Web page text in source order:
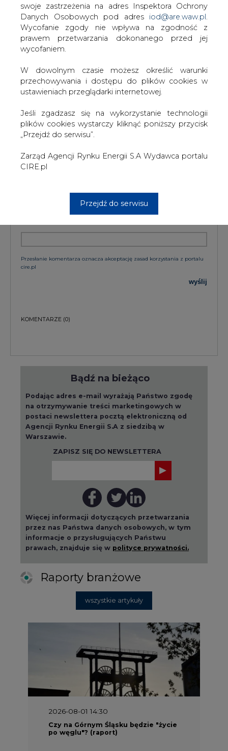
swoje zastrzeżenia na adres Inspektora Ochrony
Danych Osobowych pod adres iod@are.waw.pl
Wycofanie zgody nie wpływa na zgodność z
prawem przetwarzania dokonanego przed jej
wycofaniem.
W dowolnym czasie możesz określić warunki
przechowywania i dostępu do plików cookies w
ustawieniach przeglądarki internetowej.
Jeśli zgadzasz się na wykorzystanie technologii
plików cookies wystarczy kliknąć poniższy przycisk
„Przejdź do serwisu”.
Zarząd Agencji Rynku Energii S.A Wydawca portalu
CIRE.pl
Przejdź do serwisu
#Energetyka #kraj
Artykuł powstał bez wsparcia narzędzi sztucznej inteligencji.
Wydawca portalu CIRE zgadza się na włączenie publikacji do
TREŚĆ KOMENTARZA
Przesłanie komentarza oznacza akceptację zasad korzystania z portalu
cire.pl
wyślij
KOMENTARZE (0)
Bądź na bieżąco
Podając adres e-mail wyrażają Państwo zgodę
na otrzymywanie treści marketingowych w
postaci newslettera pocztą elektroniczną od
Agencji Rynku Energii S.A z siedzibą w
Warszawie.
ZAPISZ SIĘ DO NEWSLETTERA
Więcej informacji dotyczących przetwarzania
przez nas Państwa danych osobowych, w tym
informacje o przysługujących Państwu
prawach, znajduje się w polityce prywatności.
Raporty branżowe
wszystkie artykuły
2026-08-01 14:30
Czy na Górnym Śląsku będzie "życie
po węglu"? (raport)